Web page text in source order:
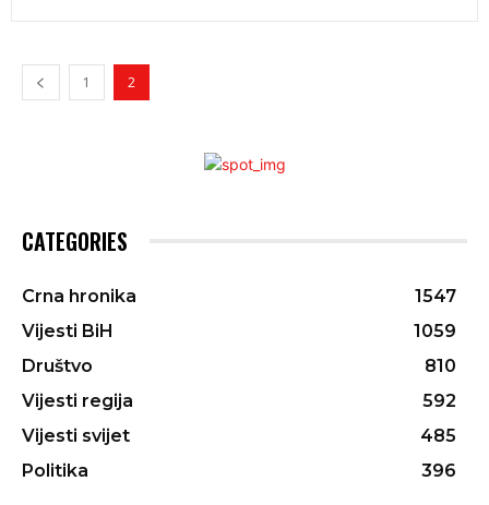
1 2
CATEGORIES
Crna hronika
1547
Vijesti BiH
1059
Društvo
810
Vijesti regija
592
Vijesti svijet
485
Politika
396